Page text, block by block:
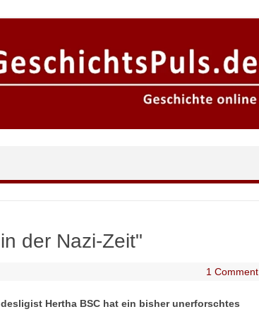
der Nazi-Zeit"
1 Comment
Hertha BSC hat ein bisher unerforschtes